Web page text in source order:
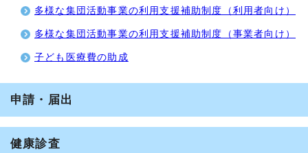
多様な集団活動事業の利用支援補助制度（利用者向け）
多様な集団活動事業の利用支援補助制度（事業者向け）
子ども医療費の助成
申請・届出
健康診査